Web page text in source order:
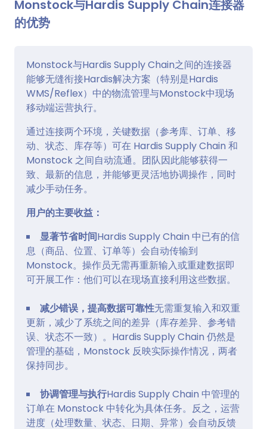
Monstock与Hardis Supply Chain连接器
的优势
Monstock与Hardis Supply Chain之间的连接器
能够无缝衔接Hardis解决方案（特别是Hardis
WMS/Reflex）中的物流管理与Monstock中现场
移动端运营执行。
通过连接两个环境，关键数据（参考库、订单、移
动、状态、库存等）可在 Hardis Supply Chain 和
Monstock 之间自动流通。团队因此能够获得一
致、最新的信息，并能够更灵活地协调操作，同时
减少手动任务。
用户的主要收益：
显著节省时间Hardis Supply Chain 中已有的信
息（商品、位置、订单等）会自动传输到
Monstock。操作员无需再重新输入或重建数据即
可开展工作：他们可以在现场直接利用这些数据。
减少错误，提高数据可靠性无需重复输入和双重
更新，减少了系统之间的差异（库存差异、参考错
误、状态不一致）。Hardis Supply Chain 仍然是
管理的基础，Monstock 反映实际操作情况，两者
保持同步。
协调管理与执行Hardis Supply Chain 中管理的
订单在 Monstock 中转化为具体任务。反之，运营
进度（处理数量、状态、日期、异常）会自动反馈